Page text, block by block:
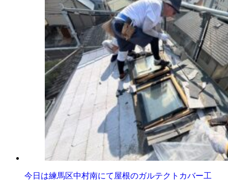
今日は練馬区中村南にて屋根のガルテクトカバー工